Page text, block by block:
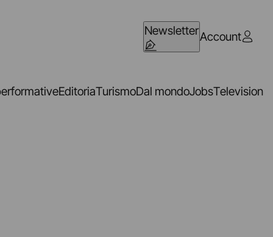
NewsletterAccount
EditoriaTurismoDal mondoJobsTelevision